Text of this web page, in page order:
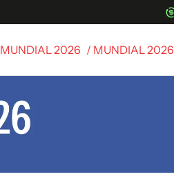
MUNDIAL 2026 / MUNDIAL 2026